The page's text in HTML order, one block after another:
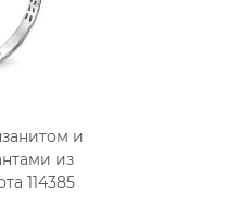
и
из
114385